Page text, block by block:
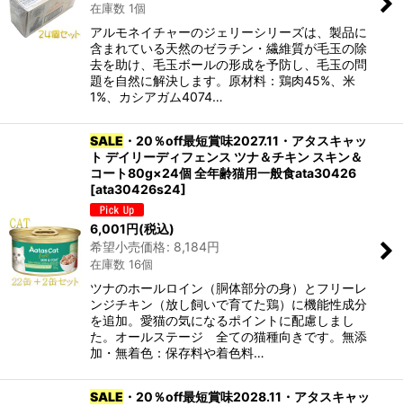
在庫数 1個
アルモネイチャーのジェリーシリーズは、製品に
含まれている天然のゼラチン・繊維質が毛玉の除
去を助け、毛玉ボールの形成を予防し、毛玉の問
題を自然に解決します。原材料：鶏肉45%、米
1%、カシアガム4074…
SALE ・20％off最短賞味2027.11・アタスキャッ
ト デイリーディフェンス ツナ＆チキン スキン＆
コート80g×24個 全年齢猫用一般食ata30426
[ata30426s24]
6,001円(税込)
希望小売価格: 8,184円
在庫数 16個
ツナのホールロイン（胴体部分の身）とフリーレ
ンジチキン（放し飼いで育てた鶏）に機能性成分
を追加。愛猫の気になるポイントに配慮しまし
た。オールステージ 全ての猫種向きです。無添
加・無着色：保存料や着色料…
SALE ・20％off最短賞味2028.11・アタスキャッ